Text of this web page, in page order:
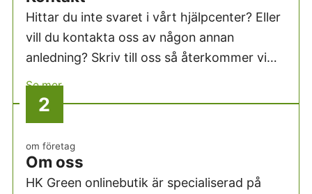
Hittar du inte svaret i vårt hjälpcenter? Eller
vill du kontakta oss av någon annan
anledning? Skriv till oss så återkommer vi
snart.
Se mer
om företag
Om oss
HK Green onlinebutik är specialiserad på